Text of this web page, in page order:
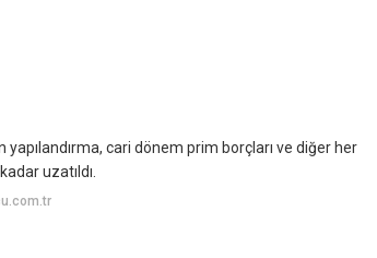
cari dönem prim borçları ve diğer her
uzatıldı.